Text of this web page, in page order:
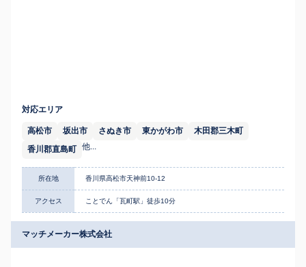
対応エリア
高松市 坂出市 さぬき市 東かがわ市
木田郡三木町
香川郡直島町 他...
所在地 香川県高松市天神前10-12
アクセス ことでん「瓦町駅」徒歩10分
マッチメーカー株式会社